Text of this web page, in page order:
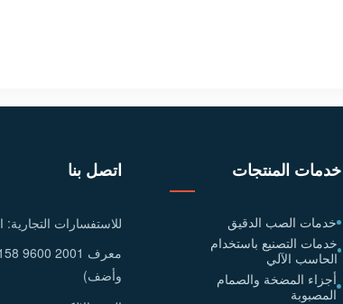
خدمات المنتجات
خدمات الصب الدقيق
خدمات التصنيع باستخدام
الحاسب الآلي
أجزاء المضخة والصمام
المصبوبة
اتصل بنا
للاستفسارات التجارية:
وأضف)